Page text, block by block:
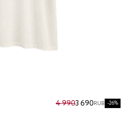
4 9903 690RUB -26%